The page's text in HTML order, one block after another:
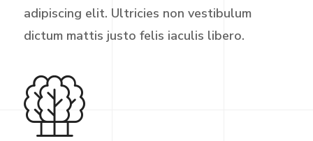
adipiscing elit. Ultricies non vestibulum
dictum mattis justo felis iaculis libero.